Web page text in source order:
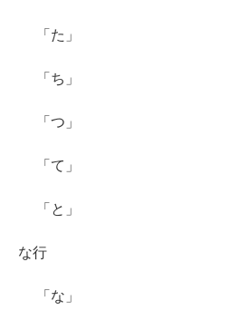
「た」
「ち」
「つ」
「て」
「と」
な行
「な」